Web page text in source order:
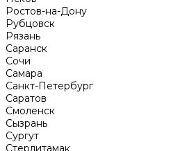
Ростов-на-Дону
Рубцовск
Рязань
Саранск
Сочи
Самара
Санкт-Петербург
Саратов
Смоленск
Сызрань
Сургут
Стерлитамак